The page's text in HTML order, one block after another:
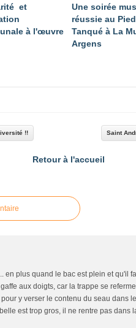
et
à l'œuvre
Une soirée
réussie au Pied
Tanqué à La
Argens
!! Saint
Retour à l'accueil
en plus quand le bac est plein et qu'il
aux doigts, car la trappe se
y verser le contenu du seau dans
est trop gros, il ne rentre pas dans